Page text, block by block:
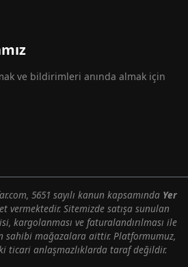
ve bildirimleri anında almak için
5651 sayılı kanun kapsamında Yer
vermektedir. Sitemizde satışa sunulan
kargolanması ve faturalandırılması ile
mağazalara aittir. Platformumuz,
ticari anlaşmazlıklarda taraf değildir.